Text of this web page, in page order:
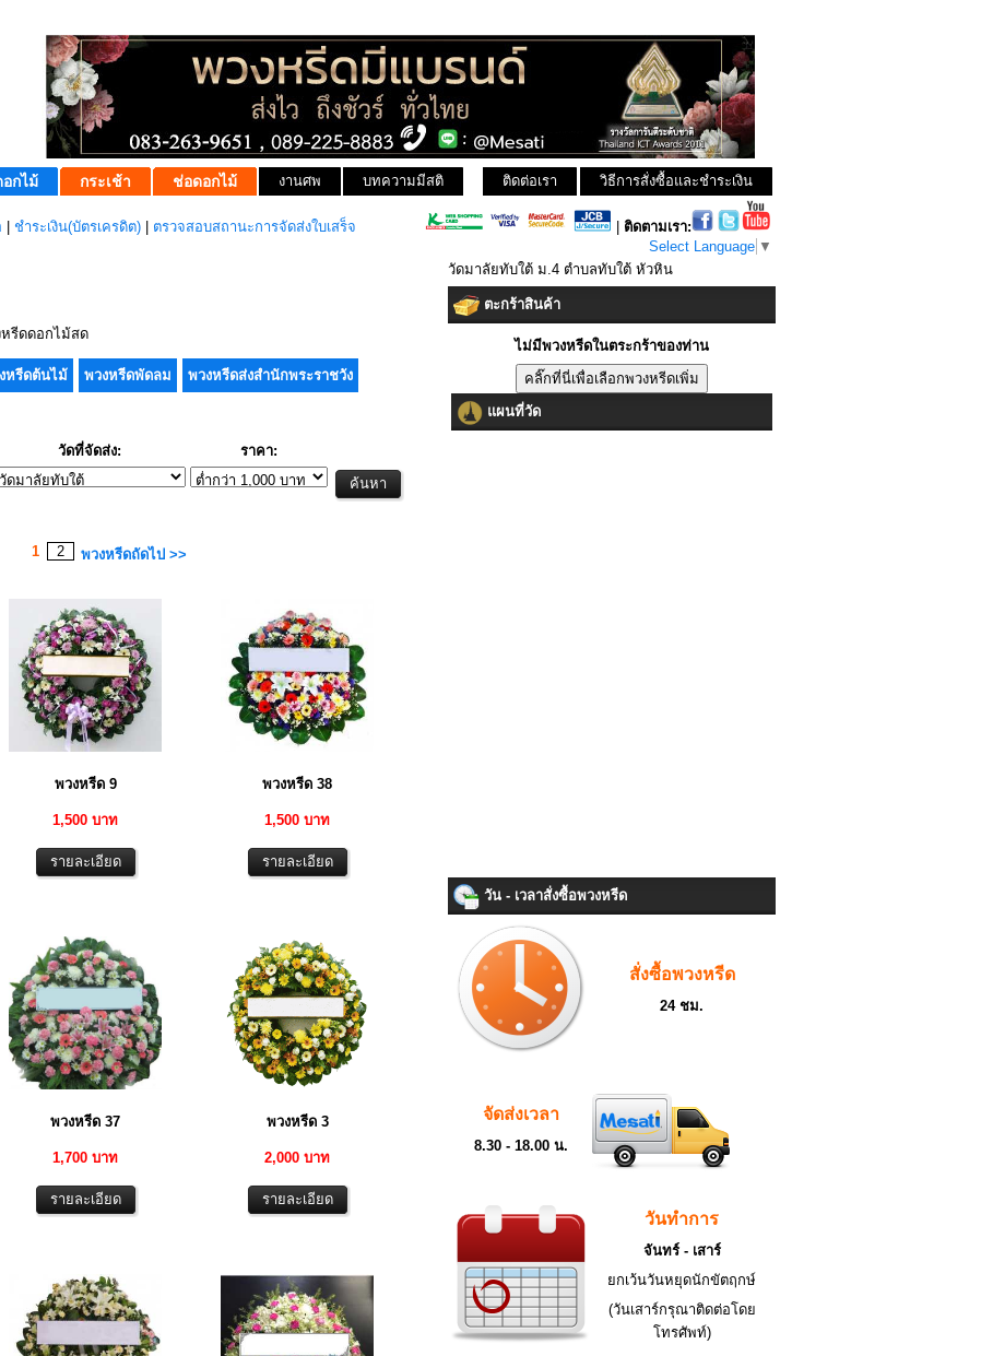
กไม้ กระเช้า ช่อดอกไม้ งานศพ บทความมีสติ วิธีการสั่งซื้อและชำระเงิน
ติดต่อเรา
ชำระเงิน(บัตรเครดิต) ตรวจสอบสถานะการจัดส่งใบเสร็จ
ติดตามเรา:
Select Language ▼
รีดดอกไม้สด
หรีดต้นไม้ พวงหรีดพัดลม พวงหรีดส่งสำนักพระราชวัง
วัดที่จัดส่ง: ราคา:
1 2 พวงหรีดถัดไป >>
พวงหรีด 9
1,500 บาท
พวงหรีด 38
1,500 บาท
พวงหรีด 37
1,700 บาท
พวงหรีด 3
2,000 บาท
วัดมาลัยทับใต้ ม.4 ตำบลทับใต้ หัวหิน
ตะกร้าสินค้า
ไม่มีพวงหรีดในตระกร้าของท่าน
แผนที่วัด
วัน - เวลาสั่งซื้อพวงหรีด
สั่งซื้อพวงหรีด
24 ชม.
จัดส่งเวลา
8.30 - 18.00 น.
วันทำการ
จันทร์ - เสาร์
ยกเว้นวันหยุดนักขัตฤกษ์
(วันเสาร์กรุณาติดต่อโดย
โทรศัพท์)